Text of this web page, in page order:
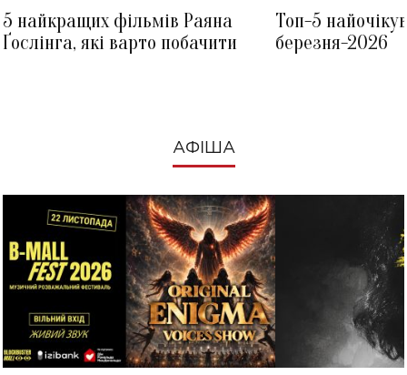
5 найкращих фільмів Раяна
Ґослінга, які варто побачити
Топ-5
березня-2026
АФІША